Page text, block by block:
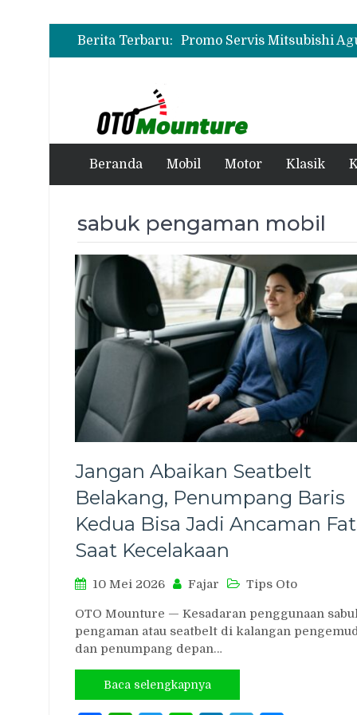
Berita Terbaru:
Beranda Mobil Motor Klasik
sabuk pengaman mobil
Jangan Abaikan Seatbelt
Belakang, Penumpang Baris
Kedua Bisa Jadi Ancaman
Saat Kecelakaan
10 Mei 2026 Fajar Tips Oto
OTO Mounture — Kesadaran penggunaan
pengaman atau seatbelt di kalangan
dan penumpang depan…
Baca selengkapnya